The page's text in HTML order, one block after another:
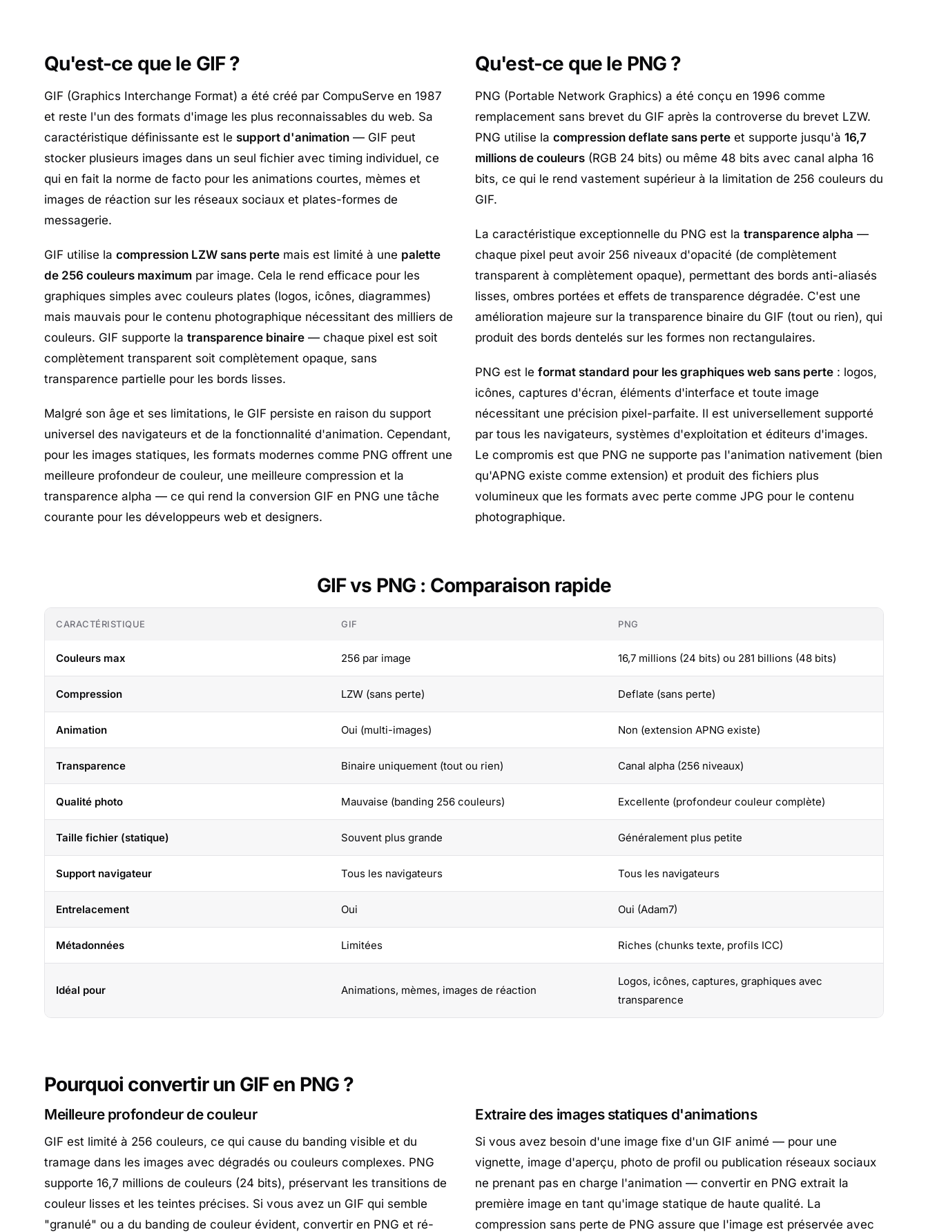
Qu'est-ce que le GIF ?
GIF (Graphics Interchange Format) a été créé par CompuServe en 1987
et reste l'un des formats d'image les plus reconnaissables du web. Sa
caractéristique définissante est le support d'animation — GIF peut
stocker plusieurs images dans un seul fichier avec timing individuel, ce
qui en fait la norme de facto pour les animations courtes, mèmes et
images de réaction sur les réseaux sociaux et plates-formes de
messagerie.
GIF utilise la compression LZW sans perte mais est limité à une palette
de 256 couleurs maximum par image. Cela le rend efficace pour les
graphiques simples avec couleurs plates (logos, icônes, diagrammes)
mais mauvais pour le contenu photographique nécessitant des milliers de
couleurs. GIF supporte la transparence binaire — chaque pixel est soit
complètement transparent soit complètement opaque, sans
transparence partielle pour les bords lisses.
Malgré son âge et ses limitations, le GIF persiste en raison du support
universel des navigateurs et de la fonctionnalité d'animation. Cependant,
pour les images statiques, les formats modernes comme PNG offrent une
meilleure profondeur de couleur, une meilleure compression et la
transparence alpha — ce qui rend la conversion GIF en PNG une tâche
courante pour les développeurs web et designers.
Qu'est-ce que le PNG ?
PNG (Portable Network Graphics) a été conçu en 1996 comme
remplacement sans brevet du GIF après la controverse du brevet LZW.
PNG utilise la compression deflate sans perte et supporte jusqu'à 16,7
millions de couleurs (RGB 24 bits) ou même 48 bits avec canal alpha 16
bits, ce qui le rend vastement supérieur à la limitation de 256 couleurs du
GIF.
La caractéristique exceptionnelle du PNG est la transparence alpha —
chaque pixel peut avoir 256 niveaux d'opacité (de complètement
transparent à complètement opaque), permettant des bords anti-aliasés
lisses, ombres portées et effets de transparence dégradée. C'est une
amélioration majeure sur la transparence binaire du GIF (tout ou rien), qui
produit des bords dentelés sur les formes non rectangulaires.
PNG est le format standard pour les graphiques web sans perte : logos,
icônes, captures d'écran, éléments d'interface et toute image
nécessitant une précision pixel-parfaite. Il est universellement supporté
par tous les navigateurs, systèmes d'exploitation et éditeurs d'images.
Le compromis est que PNG ne supporte pas l'animation nativement (bien
qu'APNG existe comme extension) et produit des fichiers plus
volumineux que les formats avec perte comme JPG pour le contenu
photographique.
GIF vs PNG : Comparaison rapide
CARACTÉRISTIQUE GIF PNG
Couleurs max 256 par image 16,7 millions (24 bits) ou 281 billions (48 bits)
Compression LZW (sans perte) Deflate (sans perte)
Animation Oui (multi-images) Non (extension APNG existe)
Transparence Binaire uniquement (tout ou rien) Canal alpha (256 niveaux)
Qualité photo Mauvaise (banding 256 couleurs) Excellente (profondeur couleur complète)
Taille fichier (statique) Souvent plus grande Généralement plus petite
Support navigateur Tous les navigateurs Tous les navigateurs
Entrelacement Oui Oui (Adam7)
Métadonnées Limitées Riches (chunks texte, profils ICC)
Idéal pour Animations, mèmes, images de réaction
Logos, icônes, captures, graphiques avec
transparence
Pourquoi convertir un GIF en PNG ?
Meilleure profondeur de couleur
GIF est limité à 256 couleurs, ce qui cause du banding visible et du
tramage dans les images avec dégradés ou couleurs complexes. PNG
supporte 16,7 millions de couleurs (24 bits), préservant les transitions de
couleur lisses et les teintes précises. Si vous avez un GIF qui semble
"granulé" ou a du banding de couleur évident, convertir en PNG et ré-
Extraire des images statiques d'animations
Si vous avez besoin d'une image fixe d'un GIF animé — pour une
vignette, image d'aperçu, photo de profil ou publication réseaux sociaux
ne prenant pas en charge l'animation — convertir en PNG extrait la
première image en tant qu'image statique de haute qualité. La
compression sans perte de PNG assure que l'image est préservée avec